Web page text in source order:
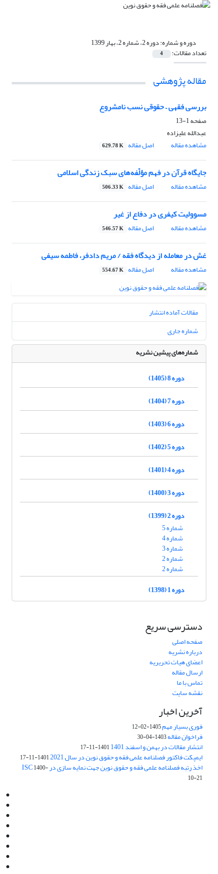
دوره و شماره:دوره 2، شماره 2، بهار 1399
تعداد مقالات: 4
مقاله پژوهشی
بررسی فقهی – حقوقی نسب نامشروع
صفحه1-13
عبدالله علیزاده
مشاهده مقاله
اصل مقاله 629.78 K
جایگاه قرآن در فهم مؤلّفه‌های سبک زندگی اسلامی
مشاهده مقاله اصل مقاله 506.33 K
مسوولیت کیفری در دفاع از غیر
مشاهده مقاله اصل مقاله 546.57 K
غش در معامله از دیدگاه فقه / مریم دادفر، فاطمه سیفی
مشاهده مقاله اصل مقاله 554.67 K
مقالات آماده انتشار
شماره جاری
شماره‌های پیشین نشریه
دوره 8 (1405)
دوره 7 (1404)
دوره 6 (1403)
دوره 5 (1402)
دوره 4 (1401)
دوره 3 (1400)
دوره 2 (1399)
شماره 5
شماره 4
شماره 3
شماره 2
شماره 2
دوره 1 (1398)
دسترسی سریع
صفحه اصلی
درباره نشریه
اعضای هیات تحریریه
ارسال مقاله
تماس با ما
نقشه سایت
آخرین اخبار
فوری بسیار مهم1405-02-12
فراخوان مقاله1403-04-30
انتشار مقالات در بهمن و اسفند 1401 1401-11-17
ایمپکت فاکتور فصلنامه علمی فقه و حقوق نوین در سال 2021 1401-11-17
اخذ رتبه فصلنامه علمی فقه و حقوق نوین جهت نمایه سازی در ISC1400-
10-21